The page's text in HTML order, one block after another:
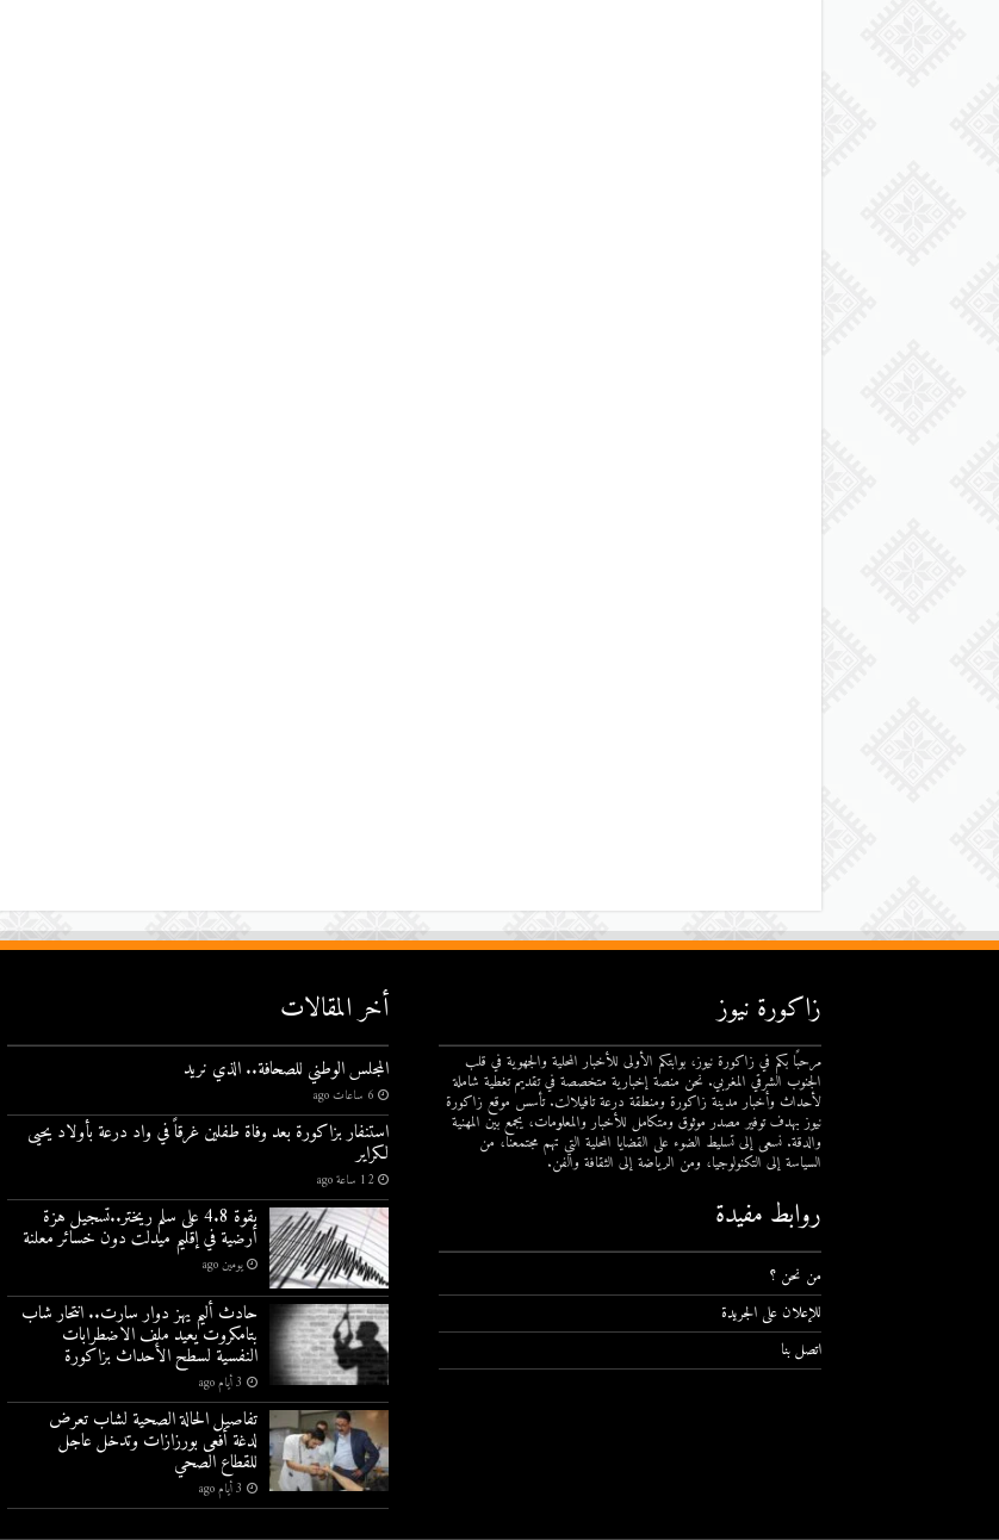
زاكورة نيوز
مرحبًا بكم في زاكورة نيوز، بوابتكم الأولى للأخبار المحلية والجهوية في قلب
الجنوب الشرقي المغربي. نحن منصة إخبارية متخصصة في تقديم تغطية شاملة
لأحداث وأخبار مدينة زاكورة ومنطقة درعة تافيلالت. تأسس موقع زاكورة
نيوز بهدف توفير مصدر موثوق ومتكامل للأخبار والمعلومات، يجمع بين المهنية
والدقة. نسعى إلى تسليط الضوء على القضايا المحلية التي تهم مجتمعنا، من
السياسة إلى التكنولوجيا، ومن الرياضة إلى الثقافة والفن.
روابط مفيدة
من نحن ؟
للإعلان على الجريدة
اتصل بنا
أخر المقالات
المجلس الوطني للصحافة.. الذي نريد
6 ساعات ago
استنفار بزاكورة بعد وفاة طفلين غرقاً في واد درعة بأولاد يحيى
لكراير
12 ساعة ago
بقوة 4.8 على سلم ريختر..تسجيل هزة
أرضية في إقليم ميدلت دون خسائر معلنة
يومين ago
حادث أليم يهز دوار سارت.. انتحار شاب
بتامكروت يعيد ملف الاضطرابات
النفسية لسطح الأحداث بزاكورة
3 أيام ago
تفاصيل الحالة الصحية لشاب تعرض
لدغة أفعى بورزازات وتدخل عاجل
للقطاع الصحي
3 أيام ago